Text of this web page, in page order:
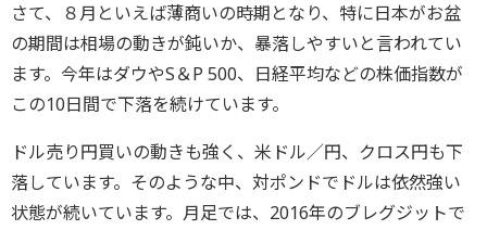
さて、８月といえば薄商いの時期となり、特に日本がお盆
の期間は相場の動きが鈍いか、暴落しやすいと言われてい
ます。今年はダウやS＆P 500、日経平均などの株価指数が
この10日間で下落を続けています。
ドル売り円買いの動きも強く、米ドル／円、クロス円も下
落しています。そのような中、対ポンドでドルは依然強い
状態が続いています。月足では、2016年のブレグジットで